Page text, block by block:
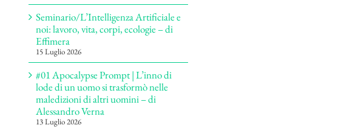
Seminario/L’Intelligenza Artificiale e
noi: lavoro, vita, corpi, ecologie – di
Effimera
15 Luglio 2026
#01 Apocalypse Prompt | L’inno di
lode di un uomo si trasformò nelle
maledizioni di altri uomini – di
Alessandro Verna
13 Luglio 2026